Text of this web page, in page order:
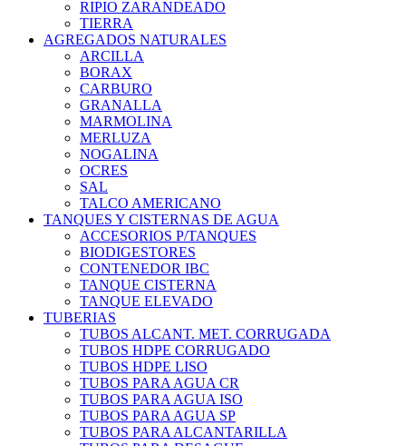
RIPIO ZARANDEADO
TIERRA
AGREGADOS NATURALES
ARCILLA
BORAX
CARBURO
GRANALLA
MARMOLINA
MERLUZA
NOGALINA
OCRES
SAL
TALCO AMERICANO
TANQUES Y CISTERNAS DE AGUA
ACCESORIOS P/TANQUES
BIODIGESTORES
CONTENEDOR IBC
TANQUE CISTERNA
TANQUE ELEVADO
TUBERIAS
TUBOS ALCANT. MET. CORRUGADA
TUBOS HDPE CORRUGADO
TUBOS HDPE LISO
TUBOS PARA AGUA CR
TUBOS PARA AGUA ISO
TUBOS PARA AGUA SP
TUBOS PARA ALCANTARILLA